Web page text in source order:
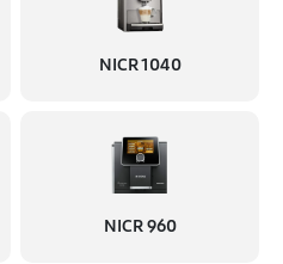
NICR 1040
NICR 960